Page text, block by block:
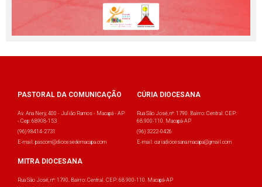
PASTORAL DA COMUNICAÇÃO
Av. Ana Nery, 400 - Julião Ramos - Macapá - AP
- Cep: 68908-153
(96) 98414-2731
E-mail: pascom@diocesedemacapa.com
CÚRIA DIOCESANA
Rua São José, nº: 1790. Bairro: Central. CEP:
68.900-110. Macapá-AP
(96) 3222-0426
E-mail: curiadiocesana.macapa@gmail.com
MITRA DIOCESANA
Rua São José, nº: 1790. Bairro: Central. CEP: 68.900-110. Macapá-AP